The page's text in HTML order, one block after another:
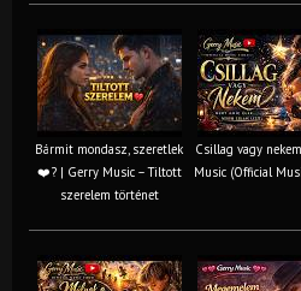
Bármit mondasz, szeretlek
❤️‍? | Gerry Music – Tiltott
szerelem történet
Csillag vagy
Music (Official